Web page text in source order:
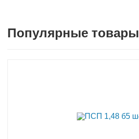
Популярные товары